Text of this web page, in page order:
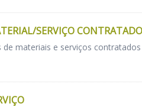
SERVIÇO CONTRATADO
de materiais e serviços